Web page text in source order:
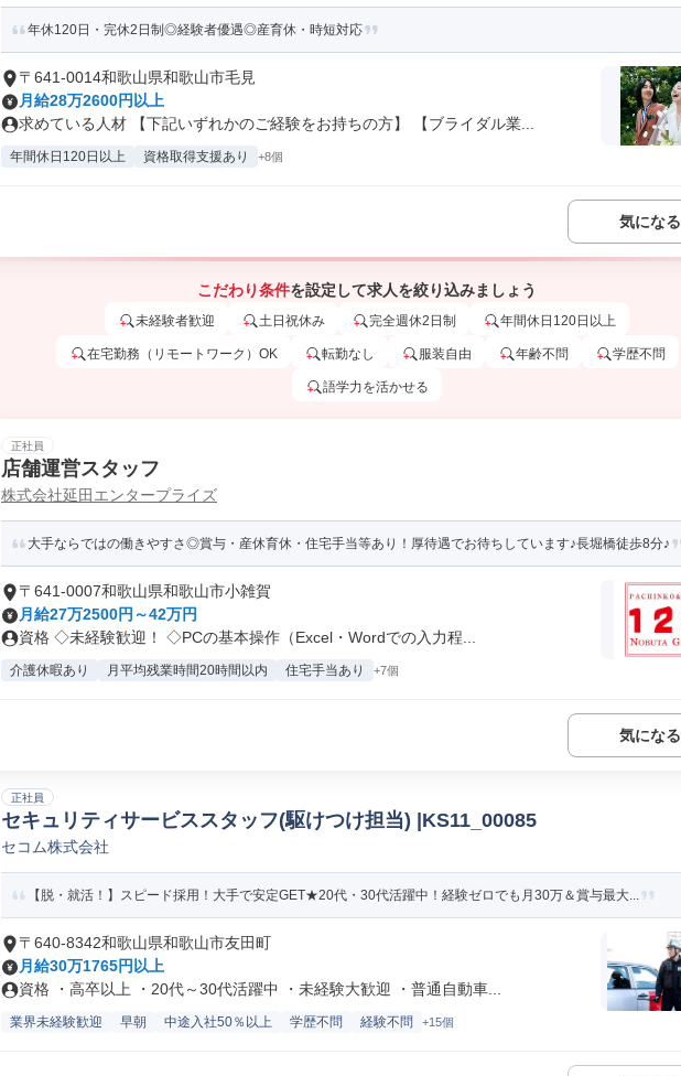
年休120日・完休2日制◎経験者優遇◎産育休・時短対応
〒641-0014和歌山県和歌山市毛見
月給28万2600円以上
求めている人材 【下記いずれかのご経験をお持ちの方】 【ブライダル業...
年間休日120日以上 資格取得支援あり +8個
気になる
こだわり条件を設定して求人を絞り込みましょう
未経験者歓迎 土日祝休み 完全週休2日制 年間休日120日以上
在宅勤務（リモートワーク）OK 転勤なし 服装自由 年齢不問 学歴不問
語学力を活かせる
正社員
店舗運営スタッフ
株式会社延田エンタープライズ
大手ならではの働きやすさ◎賞与・産休育休・住宅手当等あり！厚待遇でお待ちしています♪長堀橋徒歩8分♪
〒641-0007和歌山県和歌山市小雑賀
月給27万2500円～42万円
資格 ◇未経験歓迎！ ◇PCの基本操作（Excel・Wordでの入力程...
介護休暇あり 月平均残業時間20時間以内 住宅手当あり +7個
気になる
正社員
セキュリティサービススタッフ(駆けつけ担当) |KS11_00085
セコム株式会社
【脱・就活！】スピード採用！大手で安定GET★20代・30代活躍中！経験ゼロでも月30万＆賞与最大...
〒640-8342和歌山県和歌山市友田町
月給30万1765円以上
資格 ・高卒以上 ・20代～30代活躍中 ・未経験大歓迎 ・普通自動車...
業界未経験歓迎 早朝 中途入社50％以上 学歴不問 経験不問 +15個